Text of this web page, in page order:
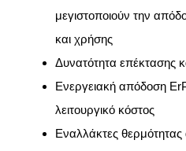
μεγιστοποιούν την
και χρήσης
Δυνατότητα επέκτασης
Ενεργειακή απόδοση
λειτουργικό κόστος
Εναλλάκτες